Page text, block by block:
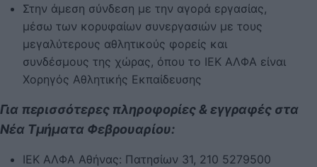
Στην άμεση σύνδεση με την αγορά εργασίας,
μέσω των κορυφαίων συνεργασιών με τους
μεγαλύτερους αθλητικούς φορείς και
συνδέσμους της χώρας, όπου το ΙΕΚ ΑΛΦΑ είναι
Χορηγός Αθλητικής Εκπαίδευσης
Για περισσότερες πληροφορίες & εγγραφές στα
Νέα Τμήματα Φεβρουαρίου:
ΙΕΚ ΑΛΦΑ Αθήνας: Πατησίων 31, 210 5279500